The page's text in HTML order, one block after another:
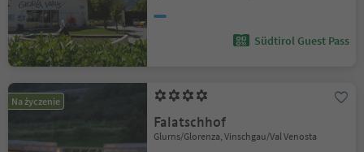
Südtirol Guest Pass
Na życzenie
Falatschhof
Glurns/Glorenza, Vinschgau/Val Venosta